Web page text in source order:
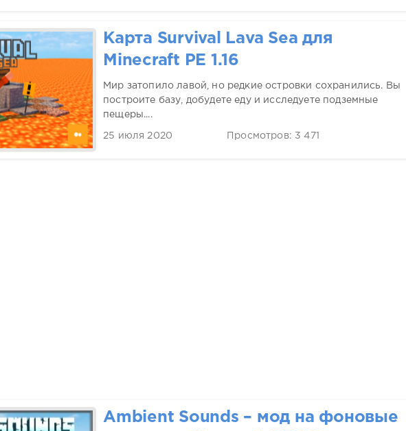
Карта Survival Lava Sea для
Minecraft PE 1.16
Мир затопило лавой, но редкие островки сохранились. Вы
построите базу, добудете еду и исследуете подземные
пещеры....
25 июля 2020 Просмотров: 3 471
Ambient Sounds – мод на фоновые